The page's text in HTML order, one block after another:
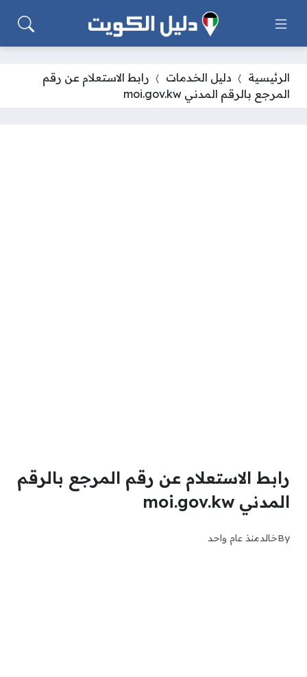
الرئيسية دليل الخدمات
رابط الاستعلام عن رقم
المرجع بالرقم المدني moi.gov.kw
رابط الاستعلام عن رقم المرجع بالرقم
المدني moi.gov.kw
Byخالدمنذ عام واحد